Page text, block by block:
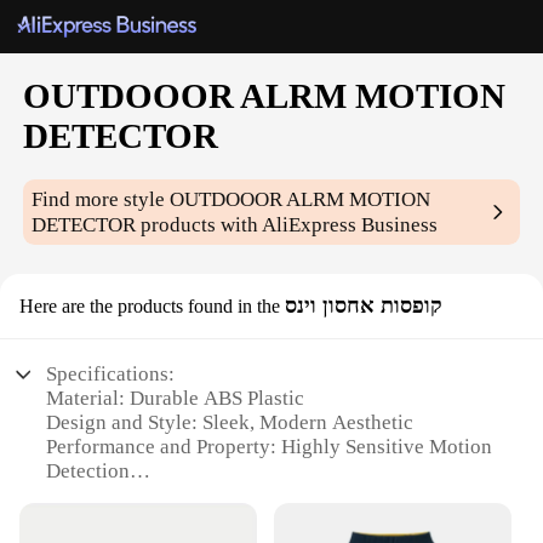
OUTDOOOR ALRM MOTION
DETECTOR
Find more styleOUTDOOOR ALRM MOTION
DETECTORproducts with AliExpress Business
Here are the products found in the קופסות אחסון וינס
Specifications:
Material: Durable ABS Plastic
Design and Style: Sleek, Modern Aesthetic
Performance and Property: Highly Sensitive Motion
Detection